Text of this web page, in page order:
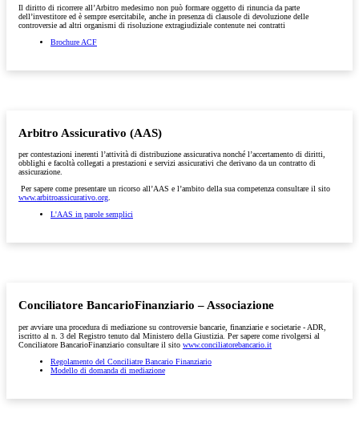
Il diritto di ricorrere all’Arbitro medesimo non può formare oggetto di rinuncia da parte
dell’investitore ed è sempre esercitabile, anche in presenza di clausole di devoluzione delle
controversie ad altri organismi di risoluzione extragiudiziale contenute nei contratti
Brochure ACF
Arbitro Assicurativo (AAS)
per contestazioni inerenti l’attività di distribuzione assicurativa nonché l’accertamento di diritti,
obblighi e facoltà collegati a prestazioni e servizi assicurativi che derivano da un contratto di
assicurazione.
Per sapere come presentare un ricorso all’AAS e l’ambito della sua competenza consultare il sito
www.arbitroassicurativo.org
L'AAS in parole semplici
Conciliatore BancarioFinanziario – Associazione
per avviare una procedura di mediazione su controversie bancarie, finanziarie e societarie - ADR,
iscritto al n. 3 del Registro tenuto dal Ministero della Giustizia. Per sapere come rivolgersi al
Conciliatore BancarioFinanziario consultare il sito www.conciliatorebancario.it
Regolamento del Conciliatre Bancario Finanziario
Modello di domanda di mediazione